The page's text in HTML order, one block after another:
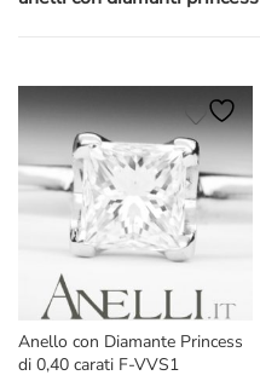
Anello con Diamante Princess
di 0,40 carati F-VVS1